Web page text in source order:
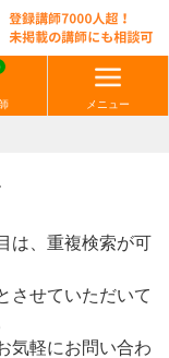
メニュー
は、重複検索が可
させていただいて
気軽にお問い合わ